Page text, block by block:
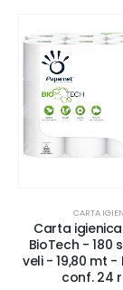
CARTA
Carta
BioTech - 180
veli - 19,80 mt
conf. 24